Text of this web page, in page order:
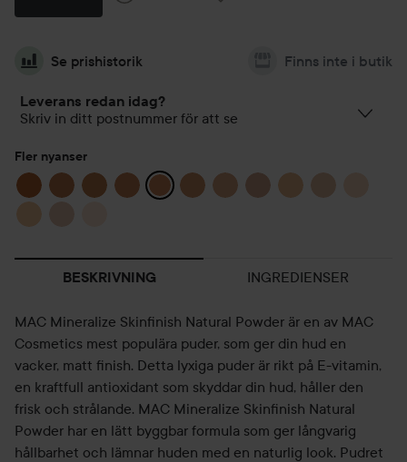
Se prishistorik Finns inte i butik
Leverans redan idag?
Skriv in ditt postnummer för att se
Fler nyanser
BESKRIVNING INGREDIENSER
MAC Mineralize Skinfinish Natural Powder är en av MAC
Cosmetics mest populära puder, som ger din hud en
vacker, matt finish. Detta lyxiga puder är rikt på E-vitamin,
en kraftfull antioxidant som skyddar din hud, håller den
frisk och strålande. MAC Mineralize Skinfinish Natural
Powder har en lätt byggbar formula som ger långvarig
hållbarhet och lämnar huden med en naturlig look. Pudret